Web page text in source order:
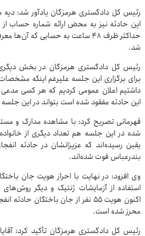
رئیس کل دادگستری هرمزگان یادآور شد: دیه
این حادثه نیز به محض ارائه شماره حساب از
حداکثر ظرف ۴۸ ساعت به حسابی که
شد.
رئیس کل دادگستری هرمزگان در بخش
برای برگزاری این جلسه علیرغم اینکه مشخصات
داشتیم اعلان عمومی کردیم که هر کسی
این حادثه مفقود شده است بتواند در این
قهرمانی تصریح کرد: با مشاهده مدارک و
شده در این جلسه هم تعداد دیگری از
یقین رسیده‌اند که عزیزانشان در حادثه
بندرعباس فوت شده‌اند.
وی افزود: در نهایت با احراز هویت جان
استفاده از آزمایشات ژنتیک و دیگر
اکنون هویت ۵۵ نفر از جان باختگان
محرز شده است.
رئیس کل دادگستری هرمزگان تأکید کرد: